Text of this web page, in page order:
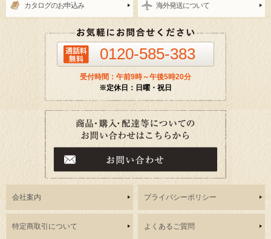
カタログのお申込み 海外発送について
0120-585-383
受付時間：午前9時～午後5時20分
※定休日：日曜・祝日
会社案内 プライバシーポリシー
特定商取引について よくあるご質問